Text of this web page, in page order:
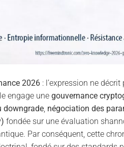
2026 : l’expression ne
engage une gouvernance
downgrade, négociation des
fondée sur une évaluation
Par conséquent, cette